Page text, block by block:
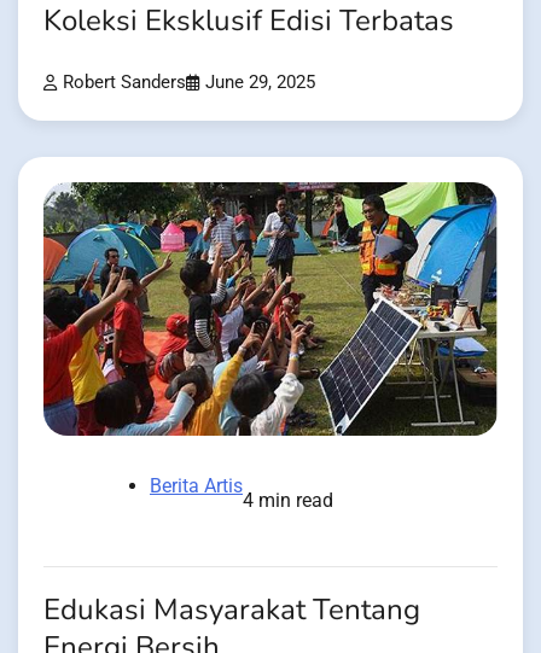
Koleksi Eksklusif Edisi Terbatas
Robert Sanders June 29, 2025
Berita Artis
4 min read
Edukasi Masyarakat Tentang